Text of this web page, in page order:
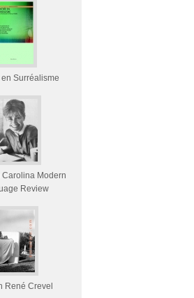
en Surréalisme
Carolina Modern
Review
René Crevel